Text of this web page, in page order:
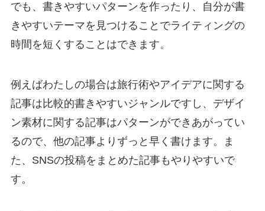
でも、書きやすいパターンを作ったり、自分が書
きやすいテーマを見つけることでライティングの
時間を短くすることはできます。
例えばわたしの場合は旅行術やアイデアに関する
記事は比較的書きやすいジャンルですし、デザイ
ン素材に関する記事はパターンができあがってい
るので、他の記事よりずっと早く書けます。ま
た、SNSの投稿をまとめた記事もやりやすいで
す。